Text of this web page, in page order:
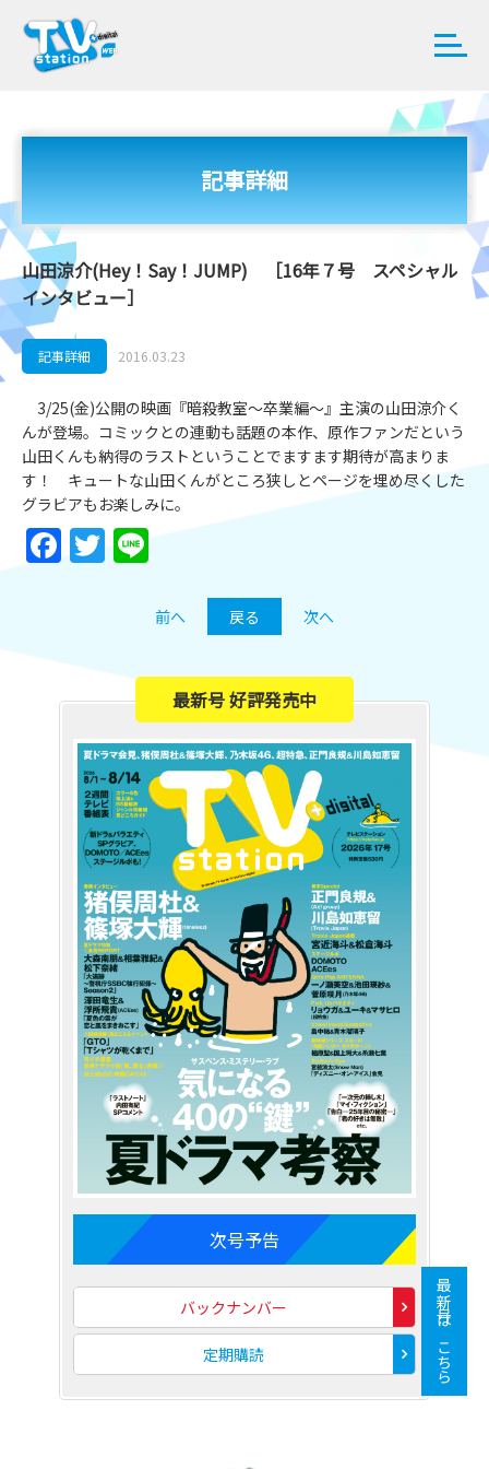
記事詳細
山田涼介(Hey！Say！JUMP) ［16年７号 スペシャル
インタビュー］
記事詳細 2016.03.23
3/25(金)公開の映画『暗殺教室～卒業編～』主演の山田涼介く
んが登場。コミックとの連動も話題の本作、原作ファンだという
山田くんも納得のラストということでますます期待が高まりま
す！ キュートな山田くんがところ狭しとページを埋め尽くした
グラビアもお楽しみに。
Facebook
Twitter
前へ 戻る 次へ
最新号 好評発売中
次号予告
バックナンバー
定期購読 最新号はこちら